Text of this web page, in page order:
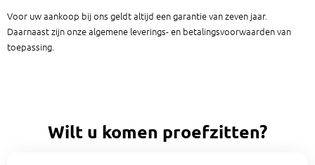
Voor uw aankoop bij ons geldt altijd een garantie van zeven jaar.
Daarnaast zijn onze algemene leverings- en betalingsvoorwaarden van
toepassing.
Wilt u komen proefzitten?